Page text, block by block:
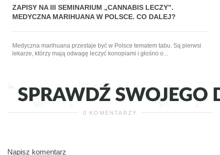
ZAPISY NA III SEMINARIUM „CANNABIS LECZY”.
MEDYCZNA MARIHUANA W POLSCE. CO DALEJ?
Medyczna marihuana przestaje być w Polsce tematem tabu. Są pierwsi
lekarze, którzy mają odwagę leczyć konopiami i głośno o...
0 KOMENTARZY
Napisz komentarz